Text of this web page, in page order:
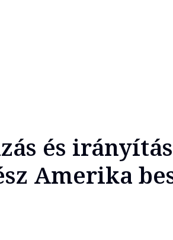
és irányítás
Amerika